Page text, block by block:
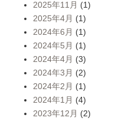
2025年11月 (1)
2025年4月 (1)
2024年6月 (1)
2024年5月 (1)
2024年4月 (3)
2024年3月 (2)
2024年2月 (1)
2024年1月 (4)
2023年12月 (2)